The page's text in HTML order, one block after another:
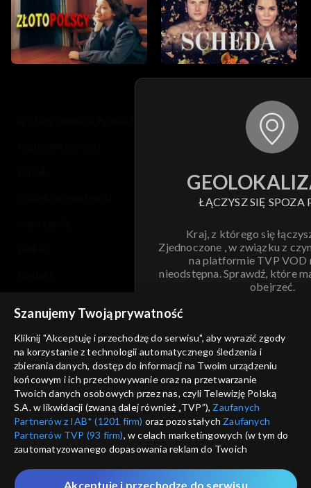
ŁĄCZYSZ SIĘ SPOZA
Kraj, z którego się
Zjednoczone , w związku z
na platformie TVP VOD
nieodstępna. Sprawdź, które
obejrzeć.
ANULUJ
informacje o dostawcy usług
Szanujemy Twoją prywatność
Kliknij "Akceptuję i przechodzę do serwisu", aby wyrazić zgody
na korzystanie z technologii automatycznego śledzenia i
zbierania danych, dostęp do informacji na Twoim urządzeniu
końcowym i ich przechowywanie oraz na przetwarzanie
Twoich danych osobowych przez nas, czyli Telewizję Polską
S.A. w likwidacji (zwaną dalej również „TVP”), Zaufanych
Partnerów z IAB* (1201 firm) oraz pozostałych Zaufanych
Partnerów TVP (93 firm), w celach marketingowych (w tym do
zautomatyzowanego dopasowania reklam do Twoich
które wskazujemy poniżej, a także zgody na udostępnianie
Akceptuję i przechodzę do serwisu